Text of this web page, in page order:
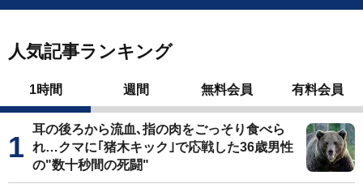
人気記事ランキング
1時間 週間 無料会員 有料会員
耳の後ろから流血､指の肉をごっそり食べら
れ…クマに｢猪木キック｣で応戦した36歳男性
の"数十秒間の死闘"